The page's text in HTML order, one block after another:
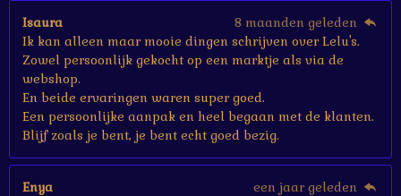
Isaura
8 maanden geleden
Ik kan alleen maar mooie dingen schrijven over Lelu's.
Zowel persoonlijk gekocht op een marktje als via de
webshop.
En beide ervaringen waren super goed.
Een persoonlijke aanpak en heel begaan met de klanten.
Blijf zoals je bent, je bent echt goed bezig.
Enya
een jaar geleden